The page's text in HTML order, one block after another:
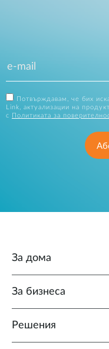
Потвърждавам, че бих
Link, актуализации на
с
Политиката за
За дома
За бизнеса
Решения